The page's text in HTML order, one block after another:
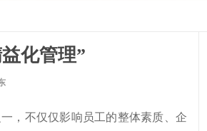
化管理”
，不仅仅影响员工的整体素质、企